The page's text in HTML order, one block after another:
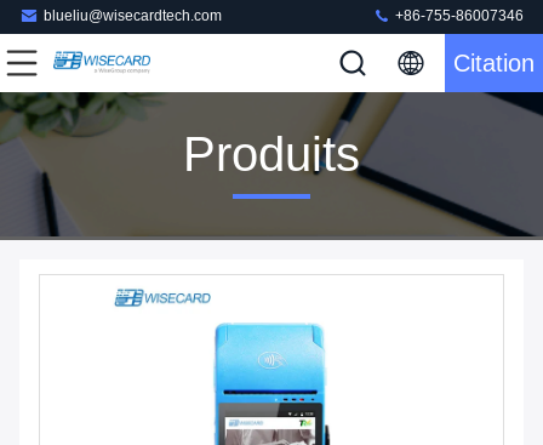
blueliu@wisecardtech.com +86-755-86007346
Citation
Produits